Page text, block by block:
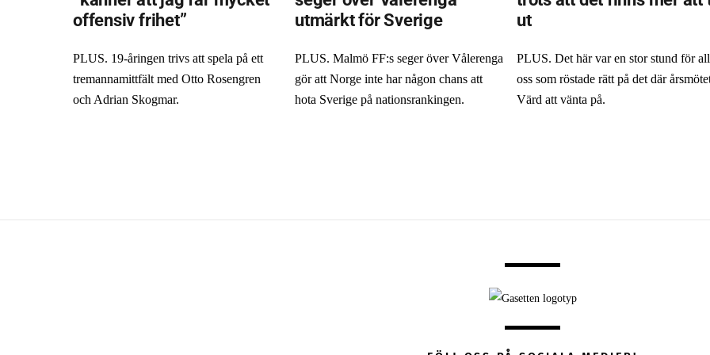
offensiv frihet”
PLUS. 19-åringen trivs att spela på ett
tremannamittfält med Otto Rosengren
och Adrian Skogmar.
utmärkt för Sverige
PLUS. Malmö FF:s seger över Vålerenga
gör att Norge inte har någon chans att
hota Sverige på nationsrankingen.
ut
PLUS. Det här var en stor stund för
oss som röstade rätt på det där
Värd att vänta på.